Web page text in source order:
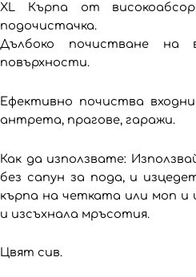
XL Кърпа от
подочистачка.
Дълбоко почистване на
повърхности.
Ефективно почиства
антрета, прагове, гаражи.
Как да използвате:
без сапун за пода, и
кърпа на четката или моп и
и изсъхнала мръсотия.
Цвят сив.